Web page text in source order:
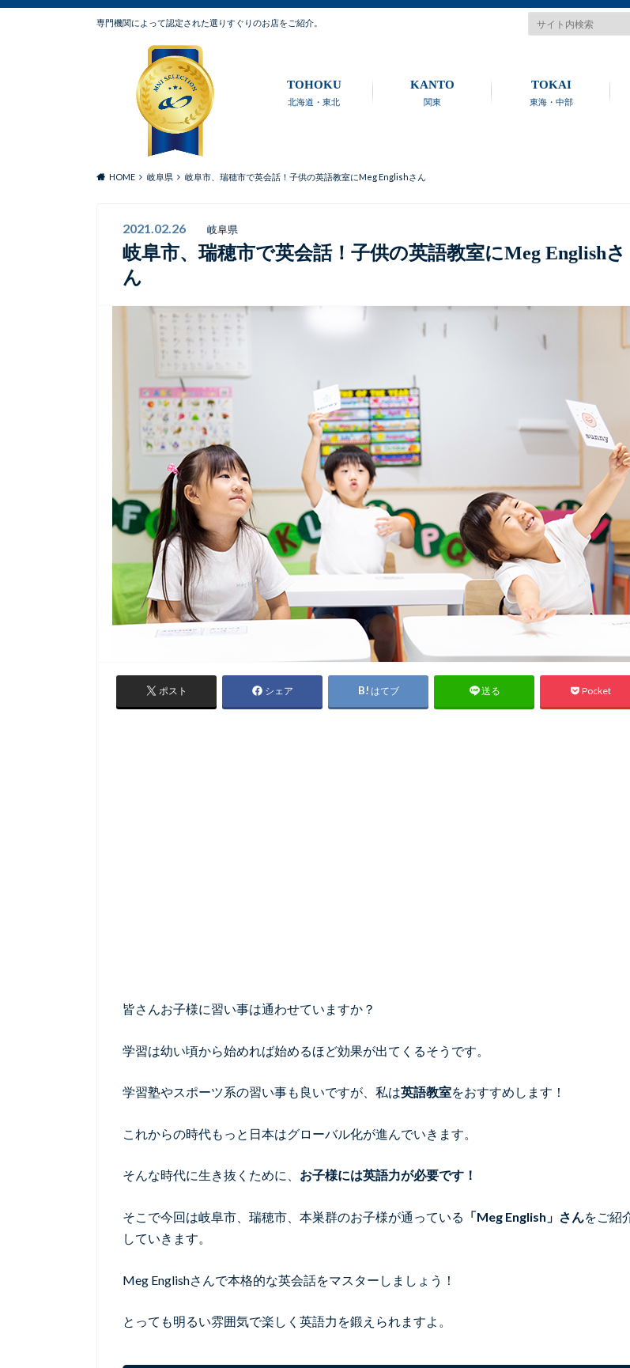
専門機関によって認定された選りすぐりのお店をご紹介。
北海道・東北
TOHOKU
関東
KANTO
東海・中部
TOKAI
HOME 岐阜県 岐阜市、瑞穂市で英会話！子供の英語教室にMeg Englishさん
2021.02.26 岐阜県
岐阜市、瑞穂市で英会話！子供の英語教室にMeg Englishさ
ん
ポスト シェア はてブ 送る Pocket
皆さんお子様に習い事は通わせていますか？
学習は幼い頃から始めれば始めるほど効果が出てくるそうです。
学習塾やスポーツ系の習い事も良いですが、私は英語教室をおすすめします！
これからの時代もっと日本はグローバル化が進んでいきます。
そんな時代に生き抜くために、 お子様には英語力が必要です！
そこで今回は岐阜市、瑞穂市、本巣群のお子様が通っている 「Meg English」さんをご紹
していきます。
Meg Englishさんで本格的な英会話をマスターしましょう！
とっても明るい雰囲気で楽しく英語力を鍛えられますよ。